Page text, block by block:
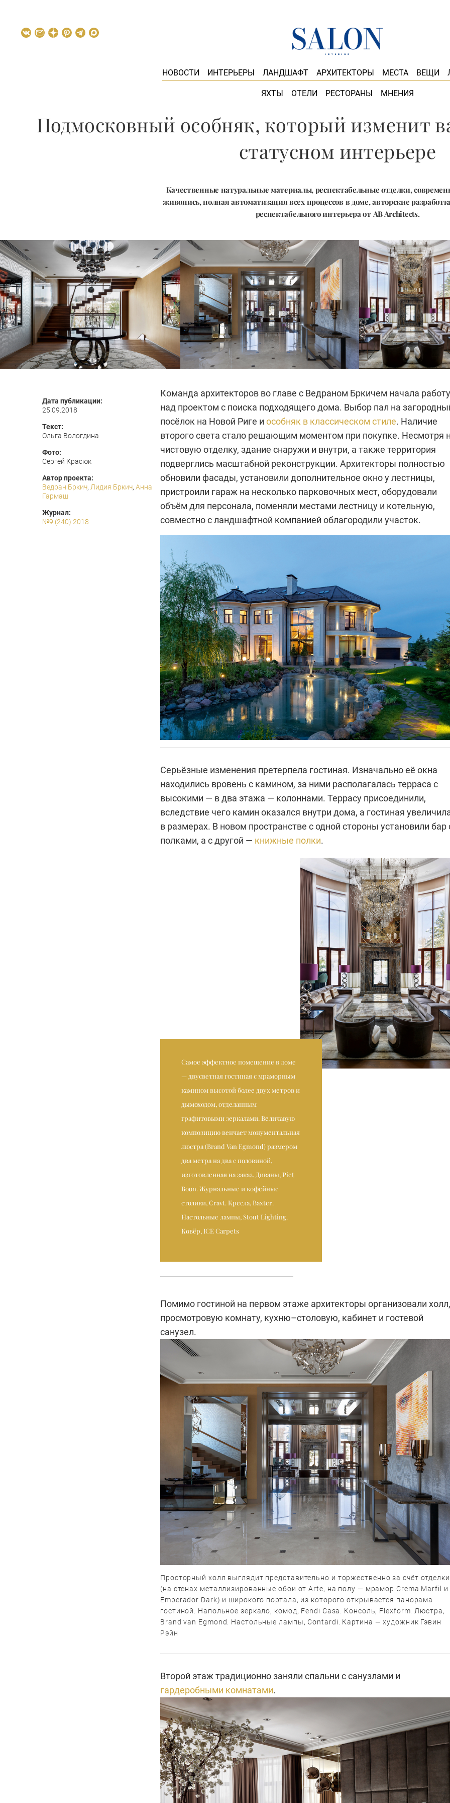
НОВОСТИ ИНТЕРЬЕРЫ ЛАНДШАФТ АРХИТЕКТОРЫ МЕСТА ВЕЩИ
ЯХТЫ ОТЕЛИ РЕСТОРАНЫ МНЕНИЯ
Подмосковный особняк, который изменит
статусном интерьере
Качественные натуральные материалы, респектабельные отделки,
живопись, полная автоматизация всех процессов в доме, авторские
респектабельного интерьера от AB Architects.
Дата публикации:
25.09.2018
Текст:
Ольга Вологдина
Фото:
Сергей Красюк
Автор проекта:
Ведран Бркич, Лидия Бркич, Анна
Гармаш
Журнал:
№9 (240) 2018
Команда архитекторов во главе с Ведраном Бркичем начала работу
над проектом с поиска подходящего дома. Выбор пал на
посёлок на Новой Риге и особняк в классическом стиле. Наличие
второго света стало решающим моментом при покупке. Несмотря
чистовую отделку, здание снаружи и внутри, а также территория
подверглись масштабной реконструкции. Архитекторы полностью
обновили фасады, установили дополнительное окно у лестницы,
пристроили гараж на несколько парковочных мест, оборудовали
объём для персонала, поменяли местами лестницу и котельную,
совместно с ландшафтной компанией облагородили участок.
Серьёзные изменения претерпела гостиная. Изначально её окна
находились вровень с камином, за ними располагалась терраса с
высокими — в два этажа — колоннами. Террасу присоединили,
вследствие чего камин оказался внутри дома, а гостиная
в размерах. В новом пространстве с одной стороны установили бар
полками, а с другой — книжные полки.
Самое эффектное помещение в доме
— двусветная гостиная с мраморным
камином высотой более двух метров и
дымоходом, отделанным
графитовыми зеркалами. Величавую
композицию венчает монументальная
люстра (Brand Van Egmond) размером
два метра на два с половиной,
изготовленная на заказ. Диваны, Piet
Boon. Журнальные и кофейные
столики, Cravt. Кресла, Baxter.
Настольные лампы, Stout Lighting.
Ковёр, ICE Carpets
Помимо гостиной на первом этаже архитекторы организовали холл,
просмотровую комнату, кухню–столовую, кабинет и гостевой
санузел.
Просторный холл выглядит представительно и торжественно за счёт отделки
(на стенах металлизированные обои от Arte, на полу — мрамор Crema Marfil и
Emperador Dark) и широкого портала, из которого открывается панорама
гостиной. Напольное зеркало, комод, Fendi Casa. Консоль, Flexform. Люстра,
Brand van Egmond. Настольные лампы, Contardi. Картина — художник Гэвин
Рэйн
Второй этаж традиционно заняли спальни с санузлами и
гардеробными комнатами.